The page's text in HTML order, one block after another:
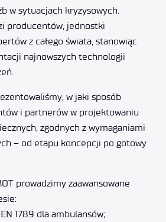
w sytuacjach kryzysowych.
producentów, jednostki
z całego świata, stanowiąc
najnowszych technologii
w jaki sposób
i partnerów w projektowaniu
zgodnych z wymaganiami
– od etapu koncepcji po gotowy
prowadzimy zaawansowane
1789 dla ambulansów;